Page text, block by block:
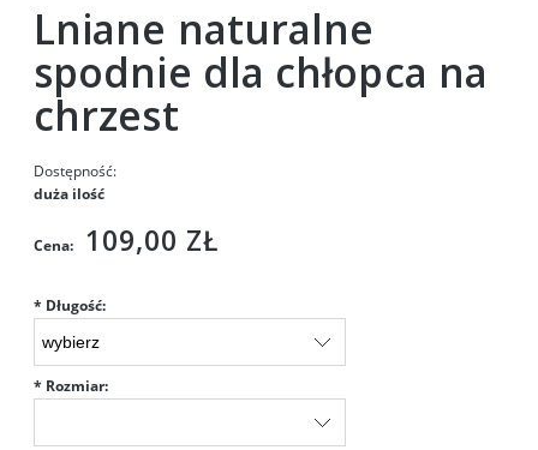
Lniane naturalne
spodnie dla chłopca na
chrzest
Dostępność:
duża ilość
Cena: 109,00 ZŁ
* Długość:
* Rozmiar: